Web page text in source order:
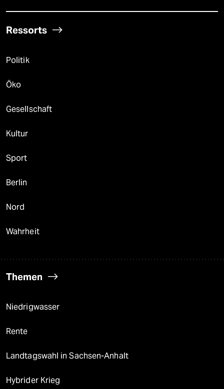
Ressorts
Politik
Öko
Gesellschaft
Kultur
Sport
Berlin
Nord
Wahrheit
Themen
Niedrigwasser
Rente
Landtagswahl in Sachsen-Anhalt
Hybrider Krieg